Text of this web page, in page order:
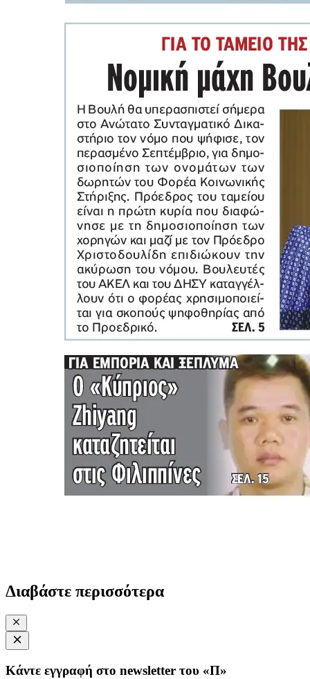
Διαβάστε περισσότερα
Κάντε εγγραφή στο newsletter του «Π»